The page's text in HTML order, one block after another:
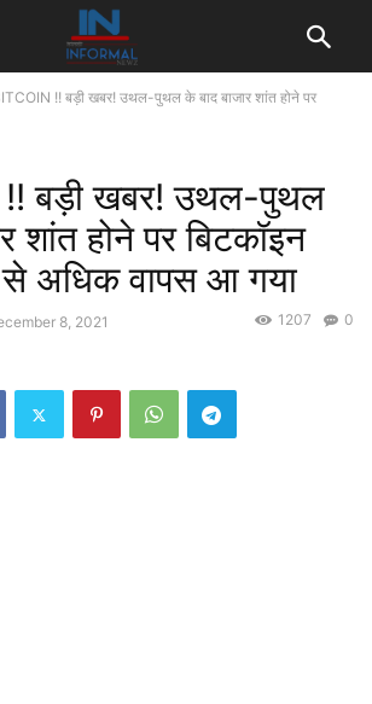
!! बड़ी खबर! उथल-पुथल के बाद बाजार शांत होने पर
बड़ी खबर! उथल-पुथल
शांत होने पर बिटकॉइन
अधिक वापस आ गया
8, 2021 0
1207